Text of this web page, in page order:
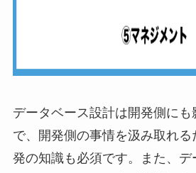
データベース設計は開発側に
で、開発側の事情を汲み取れる
発の知識も必須です。また、デ